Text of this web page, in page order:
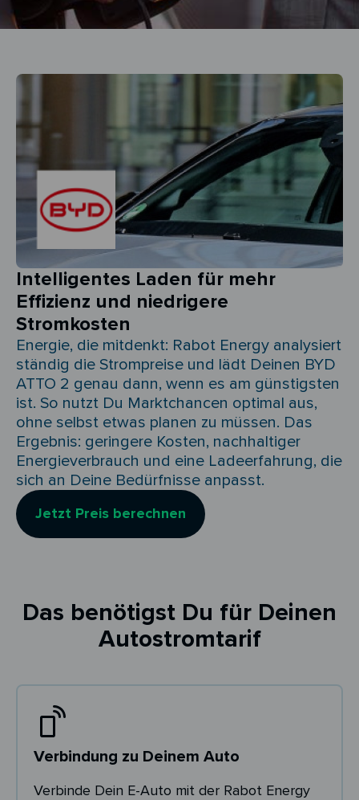
Intelligentes Laden für mehr
Effizienz und niedrigere
Stromkosten
Energie, die mitdenkt: Rabot Energy analysiert
ständig die Strompreise und lädt Deinen BYD
ATTO 2 genau dann, wenn es am günstigsten
ist. So nutzt Du Marktchancen optimal aus,
ohne selbst etwas planen zu müssen. Das
Ergebnis: geringere Kosten, nachhaltiger
Energieverbrauch und eine Ladeerfahrung, die
sich an Deine Bedürfnisse anpasst.
Jetzt Preis berechnen
Das benötigst Du für Deinen
Autostromtarif
Verbindung zu Deinem Auto
Verbinde Dein E-Auto mit der Rabot Energy